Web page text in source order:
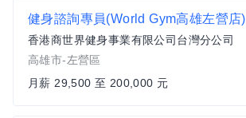
健身諮詢專員(World Gym高雄左營店)
香港商世界健身事業有限公司台灣分公司
高雄市-左營區
月薪 29,500 至 200,000 元